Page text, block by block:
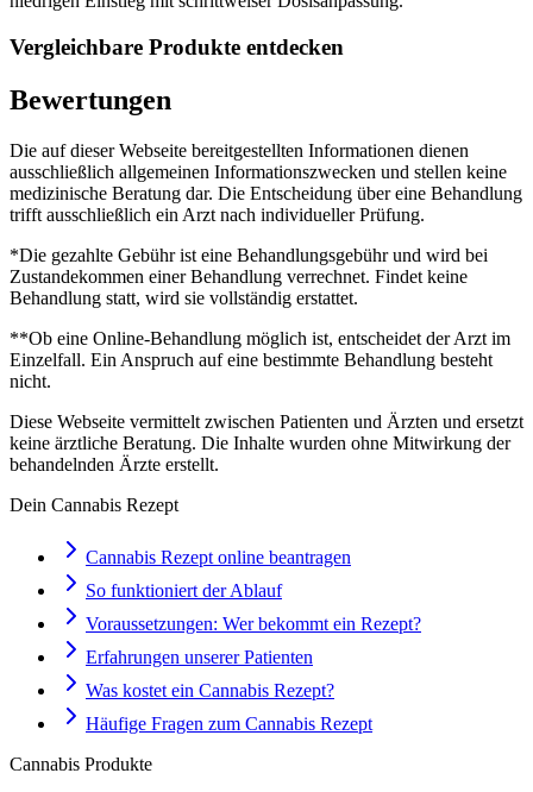
Vergleichbare Produkte entdecken
Bewertungen
Die auf dieser Webseite bereitgestellten Informationen dienen
ausschließlich allgemeinen Informationszwecken und stellen keine
medizinische Beratung dar. Die Entscheidung über eine Behandlung
trifft ausschließlich ein Arzt nach individueller Prüfung.
*Die gezahlte Gebühr ist eine Behandlungsgebühr und wird bei
Zustandekommen einer Behandlung verrechnet. Findet keine
Behandlung statt, wird sie vollständig erstattet.
**Ob eine Online-Behandlung möglich ist, entscheidet der Arzt im
Einzelfall. Ein Anspruch auf eine bestimmte Behandlung besteht
nicht.
Diese Webseite vermittelt zwischen Patienten und Ärzten und ersetzt
keine ärztliche Beratung. Die Inhalte wurden ohne Mitwirkung der
behandelnden Ärzte erstellt.
Dein Cannabis Rezept
Cannabis Rezept online beantragen
So funktioniert der Ablauf
Voraussetzungen: Wer bekommt ein Rezept?
Erfahrungen unserer Patienten
Was kostet ein Cannabis Rezept?
Häufige Fragen zum Cannabis Rezept
Cannabis Produkte